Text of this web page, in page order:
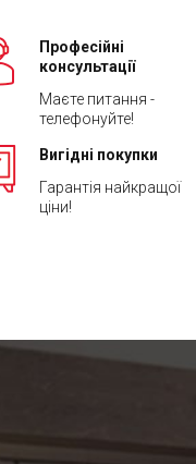
Професійні
консультації
Маєте питання -
телефонуйте!
Вигідні покупки
Гарантія найкращої
ціни!